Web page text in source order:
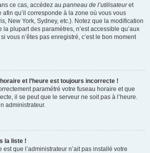
ce cas, accédez au panneau de l’utilisateuret
qu’il corresponde à la zone où vous vous
New York, Sydney, etc.). Notez que la modification
plupart des paramètres, n’est accessible qu’aux
vous n’êtes pas enregistré, c’est le bon moment
et l’heure est toujours incorrecte !
paramétré votre fuseau horaire et que
il se peut que le serveur ne soit pas à l’heure.
administrateur.
la liste !
que l’administrateur n’ait pas installé votre